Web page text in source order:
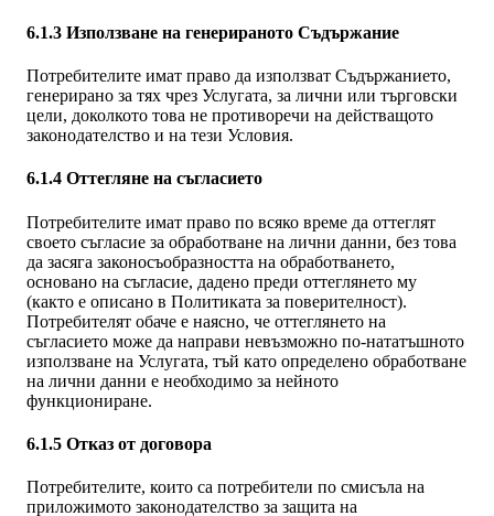
6.1.3 Използване на генерираното Съдържание
Потребителите имат право да използват Съдържанието,
генерирано за тях чрез Услугата, за лични или търговски
цели, доколкото това не противоречи на действащото
законодателство и на тези Условия.
6.1.4 Оттегляне на съгласието
Потребителите имат право по всяко време да оттеглят
своето съгласие за обработване на лични данни, без това
да засяга законосъобразността на обработването,
основано на съгласие, дадено преди оттеглянето му
(както е описано в Политиката за поверителност).
Потребителят обаче е наясно, че оттеглянето на
съгласието може да направи невъзможно по-нататъшното
използване на Услугата, тъй като определено обработване
на лични данни е необходимо за нейното
функциониране.
6.1.5 Отказ от договора
Потребителите, които са потребители по смисъла на
приложимото законодателство за защита на